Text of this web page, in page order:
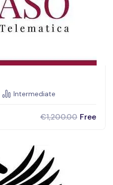
Intermediate
€1,200.00 Free